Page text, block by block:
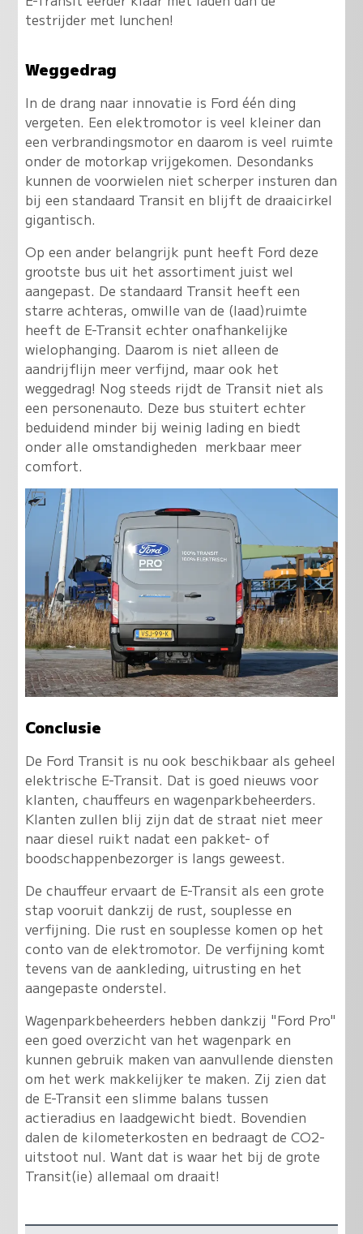
testrijder met lunchen!
Weggedrag
In de drang naar innovatie is Ford één ding
vergeten. Een elektromotor is veel kleiner dan
een verbrandingsmotor en daarom is veel ruimte
onder de motorkap vrijgekomen. Desondanks
kunnen de voorwielen niet scherper insturen dan
bij een standaard Transit en blijft de draaicirkel
gigantisch.
Op een ander belangrijk punt heeft Ford deze
grootste bus uit het assortiment juist wel
aangepast. De standaard Transit heeft een
starre achteras, omwille van de (laad)ruimte
heeft de E-Transit echter onafhankelijke
wielophanging. Daarom is niet alleen de
aandrijflijn meer verfijnd, maar ook het
weggedrag! Nog steeds rijdt de Transit niet als
een personenauto. Deze bus stuitert echter
beduidend minder bij weinig lading en biedt
onder alle omstandigheden merkbaar meer
comfort.
Conclusie
De Ford Transit is nu ook beschikbaar als geheel
elektrische E-Transit. Dat is goed nieuws voor
klanten, chauffeurs en wagenparkbeheerders.
Klanten zullen blij zijn dat de straat niet meer
naar diesel ruikt nadat een pakket- of
boodschappenbezorger is langs geweest.
De chauffeur ervaart de E-Transit als een grote
stap vooruit dankzij de rust, souplesse en
verfijning. Die rust en souplesse komen op het
conto van de elektromotor. De verfijning komt
tevens van de aankleding, uitrusting en het
aangepaste onderstel.
Wagenparkbeheerders hebben dankzij "Ford Pro"
een goed overzicht van het wagenpark en
kunnen gebruik maken van aanvullende diensten
om het werk makkelijker te maken. Zij zien dat
de E-Transit een slimme balans tussen
actieradius en laadgewicht biedt. Bovendien
dalen de kilometerkosten en bedraagt de CO2-
uitstoot nul. Want dat is waar het bij de grote
Transit(ie) allemaal om draait!